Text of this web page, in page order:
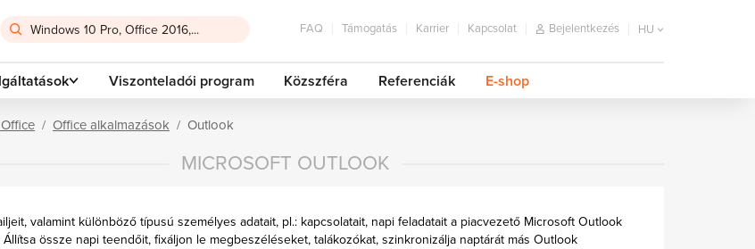
FAQ Támogatás Karrier Kapcsolat Bejelentkezés HU
Viszonteladói program Közszféra Referenciák E-shop
Office alkalmazások Outlook
MICROSOFT OUTLOOK
valamint különböző típusú személyes adatait, pl.: kapcsolatait, napi feladatait a piacvezető Microsoft Outlook
Állítsa össze napi teendőit, fixáljon le megbeszéléseket, talákozókat, szinkronizálja naptárát más Outlook